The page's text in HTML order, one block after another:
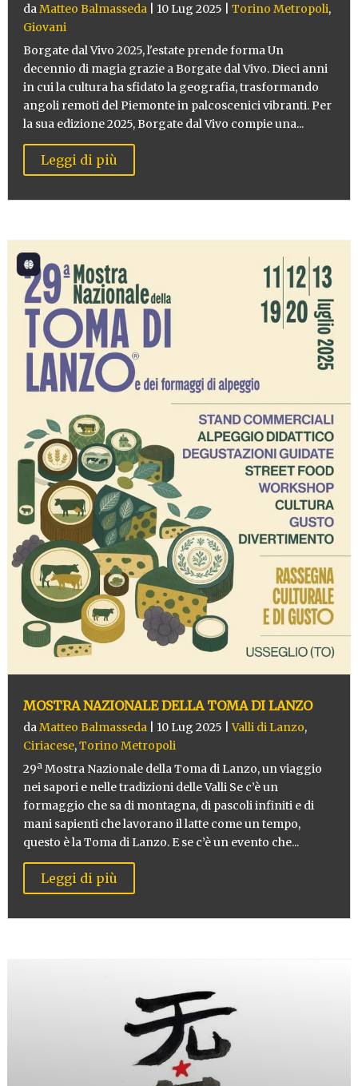
daMatteo Balmasseda| 10 Lug 2025 Torino Metropoli,
Giovani
Borgate dal Vivo 2025, l'estate prende forma Un
decennio di magia grazie a Borgate dal Vivo. Dieci anni
in cui la cultura ha sfidato la geografia, trasformando
angoli remoti del Piemonte in palcoscenici vibranti. Per
la sua edizione 2025, Borgate dal Vivo compie una...
Leggi di più
MOSTRA NAZIONALE DELLA TOMA DI LANZO
daMatteo Balmasseda| 10 Lug 2025 |Valli di Lanzo,
Ciriacese,Torino Metropoli
29ª Mostra Nazionale della Toma di Lanzo, un viaggio
nei sapori e nelle tradizioni delle Valli Se c’è un
formaggio che sa di montagna, di pascoli infiniti e di
mani sapienti che lavorano il latte come un tempo,
questo è la Toma di Lanzo. E se c’è un evento che...
Leggi di più